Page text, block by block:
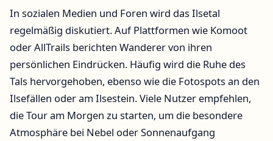
In sozialen Medien und Foren wird das Ilsetal
regelmäßig diskutiert. Auf Plattformen wie Komoot
oder AllTrails berichten Wanderer von ihren
persönlichen Eindrücken. Häufig wird die Ruhe des
Tals hervorgehoben, ebenso wie die Fotospots an den
Ilsefällen oder am Ilsestein. Viele Nutzer empfehlen,
die Tour am Morgen zu starten, um die besondere
Atmosphäre bei Nebel oder Sonnenaufgang